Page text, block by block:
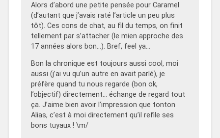
Alors d’abord une petite pensée pour Caramel
(d’autant que j’avais raté l’article un peu plus
tôt). Ces cons de chat, au fil du temps, on finit
tellement par s’attacher (le mien approche des
17 années alors bon…). Bref, feel ya…
Bon la chronique est toujours aussi cool, moi
aussi (j’ai vu qu’un autre en avait parlé), je
préfère quand tu nous regarde (bon ok,
l’objectif) directement… échange de regard tout
ça. J’aime bien avoir l’impression que tonton
Alias, c’est à moi directement qu’il refile ses
bons tuyaux ! \m/